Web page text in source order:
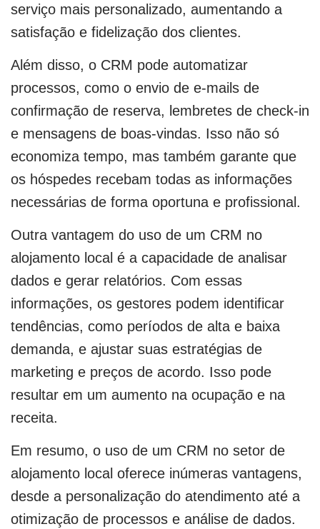
serviço mais personalizado, aumentando a
satisfação e fidelização dos clientes.
Além disso, o CRM pode automatizar
processos, como o envio de e-mails de
confirmação de reserva, lembretes de check-in
e mensagens de boas-vindas. Isso não só
economiza tempo, mas também garante que
os hóspedes recebam todas as informações
necessárias de forma oportuna e profissional.
Outra vantagem do uso de um CRM no
alojamento local é a capacidade de analisar
dados e gerar relatórios. Com essas
informações, os gestores podem identificar
tendências, como períodos de alta e baixa
demanda, e ajustar suas estratégias de
marketing e preços de acordo. Isso pode
resultar em um aumento na ocupação e na
receita.
Em resumo, o uso de um CRM no setor de
alojamento local oferece inúmeras vantagens,
desde a personalização do atendimento até a
otimização de processos e análise de dados.